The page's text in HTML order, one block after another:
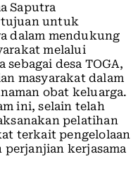
Saputra
untuk
dalam mendukung
melalui
sebagai desa TOGA,
masyarakat dalam
obat keluarga.
ini, selain telah
pelatihan
terkait pengelolaan
perjanjian kerjasama